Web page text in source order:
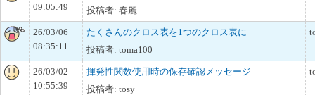
09:05:49
投稿者: 春麗
26/03/06
08:35:11
たくさんのクロス表を1つのクロス表に
投稿者: toma100
26/03/02
10:55:39
揮発性関数使用時の保存確認メッセージ
投稿者: tosy